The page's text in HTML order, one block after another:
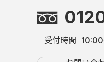
受付時間 10:00